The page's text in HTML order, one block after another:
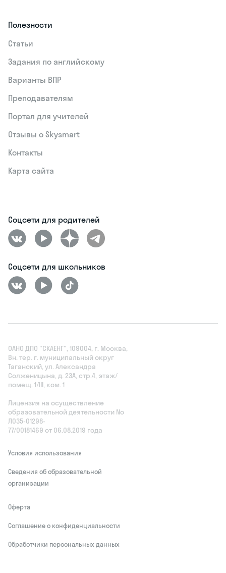
Полезности
Статьи
Задания по английскому
Варианты ВПР
Преподавателям
Портал для учителей
Отзывы о Skysmart
Контакты
Карта сайта
Соцсети для родителей
Соцсети для школьников
ОАНО ДПО "СКАЕНГ", 109004, г. Москва,
Вн. тер. г. муниципальный округ
Таганский, ул. Александра
Солженицына, д. 23А, стр.4, этаж/
помещ. 1/III, ком. 1
Лицензия на осуществление
образовательной деятельности No
Л035‑01298-
77/00181469 от 06.08.2019 года
Условия использования
Сведения об образовательной
организации
Оферта
Соглашение о конфиденциальности
Обработчики персональных данных